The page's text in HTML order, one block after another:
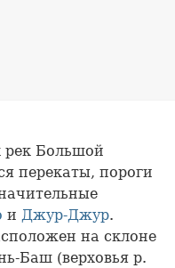
рек Большой
перекаты, пороги
и Джур-Джур.
на склоне
Баш (верховья р.